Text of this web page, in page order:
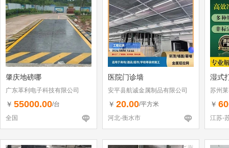
肇庆地磅哪
广东革利电子科技有限公司
￥ 55000.00/台
全国
医院门诊墙
安平县航诚金属制品有限公司
￥ 20.00/平方米
河北-衡水市
湿式
苏州
￥
江苏-